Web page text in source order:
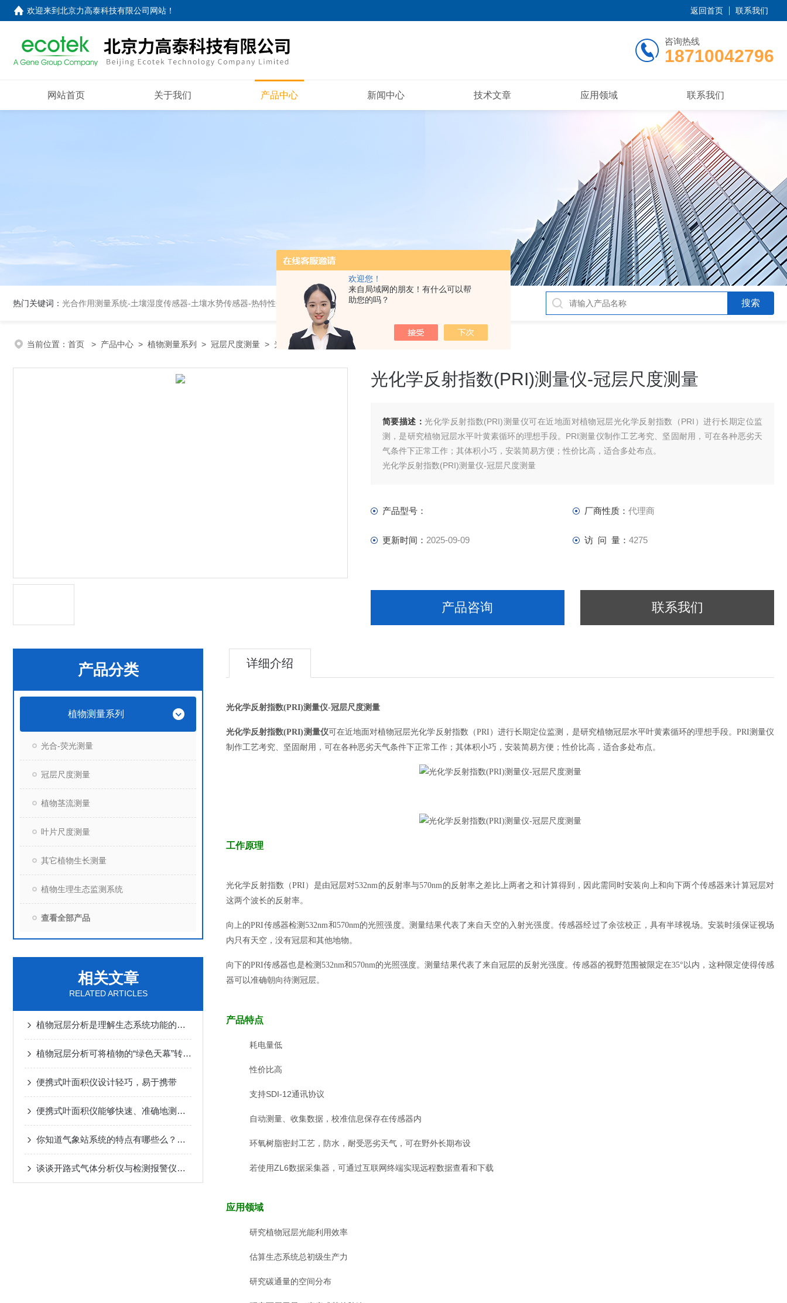
欢迎您！
来自局域网的朋友！有什么可以帮
助您的吗？
欢迎来到北京力高泰科技有限公司网站 ！ 返回首页 联系我们
咨询热线
18710042796
网站首页 关于我们 产品中心 新闻中心 技术文章 应用领域 联系我们
热门关键词： 光合作用测量系统-土壤湿度传感器-土壤水势传感器-热特性分析 开路式气体分析仪
当前位置： 首页 > 产品中心 > 植物测量系列 > 冠层尺度测量 > 光化学反射指数(PRI)测量仪-冠层尺度测量
光化学反射指数(PRI)测量仪-冠层尺度测量
简要描述：光化学反射指数(PRI)测量仪可在近地面对植物冠层光化学反射指数（PRI）进行长期定位监
测，是研究植物冠层水平叶黄素循环的理想手段。PRI测量仪制作工艺考究、坚固耐用，可在各种恶劣天
气条件下正常工作；其体积小巧，安装简易方便；性价比高，适合多处布点。
光化学反射指数(PRI)测量仪-冠层尺度测量
产品型号： 厂商性质： 代理商
更新时间： 2025-09-09 访 问 量： 4275
产品咨询 联系我们
产品分类
植物测量系列
光合-荧光测量
冠层尺度测量
植物茎流测量
叶片尺度测量
其它植物生长测量
植物生理生态监测系统
查看全部产品
相关文章
RELATED ARTICLES
植物冠层分析是理解生态系统功能的重要工具
植物冠层分析可将植物的“绿色天幕”转化为可量化的数据
便携式叶面积仪设计轻巧，易于携带
便携式叶面积仪能够快速、准确地测量植物叶片的面积
你知道气象站系统的特点有哪些么？看看这些吧
谈谈开路式气体分析仪与检测报警仪的不同之处
详细介绍
光化学反射指数(PRI)测量仪-冠层尺度测量
光化学反射指数(PRI)测量仪可在近地面对植物冠层光化学反射指数（PRI）进行长期定位监测，是研究植物冠层水平叶黄素循环的理想手段。PRI测量仪
制作工艺考究、坚固耐用，可在各种恶劣天气条件下正常工作；其体积小巧，安装简易方便；性价比高，适合多处布点。
工作原理
光化学反射指数（PRI）是由冠层对532nm的反射率与570nm的反射率之差比上两者之和计算得到，因此需同时安装向上和向下两个传感器来计算冠层对
这两个波长的反射率。
向上的PRI传感器检测532nm和570nm的光照强度。测量结果代表了来自天空的入射光强度。传感器经过了余弦校正，具有半球视场。安装时须保证视场
内只有天空，没有冠层和其他地物。
向下的PRI传感器也是检测532nm和570nm的光照强度。测量结果代表了来自冠层的反射光强度。传感器的视野范围被限定在35°以内，这种限定使得传感
器可以准确朝向待测冠层。
产品特点
耗电量低
性价比高
支持SDI-12通讯协议
自动测量、收集数据，校准信息保存在传感器内
环氧树脂密封工艺，防水，耐受恶劣天气，可在野外长期布设
若使用ZL6数据采集器，可通过互联网终端实现远程数据查看和下载
应用领域
研究植物冠层光能利用效率
估算生态系统总初级生产力
研究碳通量的空间分布